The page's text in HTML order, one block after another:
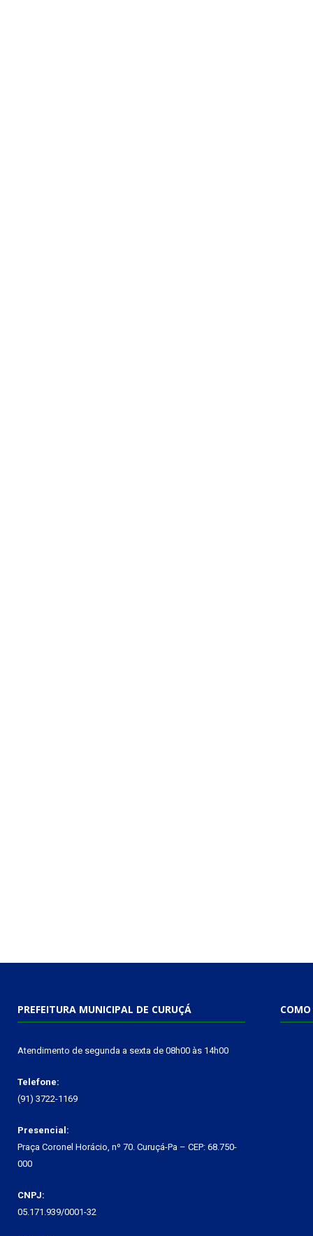
PREFEITURA MUNICIPAL DE CURUÇÁ
Atendimento de segunda a sexta de 08h00 às 14h00
Telefone:
(91) 3722-1169
Presencial:
Praça Coronel Horácio, nº 70. Curuçá-Pa – CEP: 68.750-
000
CNPJ:
05.171.939/0001-32
COMO